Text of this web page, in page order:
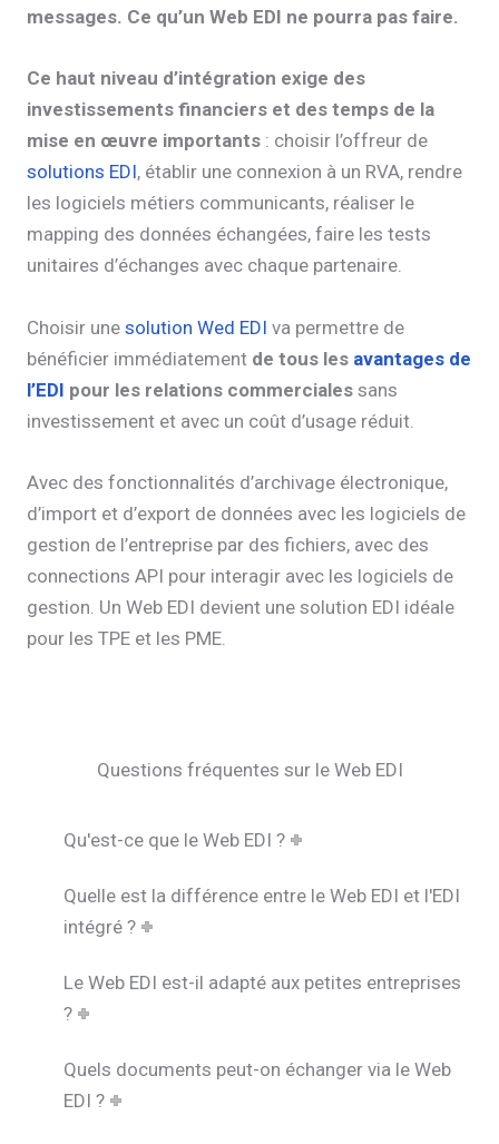
messages. Ce qu’un Web EDI ne pourra pas faire.
Ce haut niveau d’intégration exige des
investissements financiers et des temps de la
mise en œuvre importants : choisir l’offreur de
solutions EDI, établir une connexion à un RVA, rendre
les logiciels métiers communicants, réaliser le
mapping des données échangées, faire les tests
unitaires d’échanges avec chaque partenaire.
Choisir unesolution Wed EDI va permettre de
bénéficier immédiatement de tous les avantages de
l’EDI pour les relations commerciales sans
investissement et avec un coût d’usage réduit.
Avec des fonctionnalités d’archivage électronique,
d’import et d’export de données avec les logiciels de
gestion de l’entreprise par des fichiers, avec des
connections API pour interagir avec les logiciels de
gestion. Un Web EDI devient une solution EDI idéale
pour les TPE et les PME.
Questions fréquentes sur le Web EDI
Qu'est-ce que le Web EDI ?
Quelle est la différence entre le Web EDI et l'EDI
intégré ?
Le Web EDI est-il adapté aux petites entreprises
?
Quels documents peut-on échanger via le Web
EDI ?